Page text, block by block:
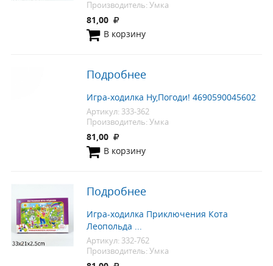
Производитель: Умка
81,00
В корзину
Подробнее
Игра-ходилка Ну,Погоди! 4690590045602
Артикул: 333-362
Производитель: Умка
81,00
В корзину
Подробнее
Игра-ходилка Приключения Кота
Леопольда ...
Артикул: 332-762
Производитель: Умка